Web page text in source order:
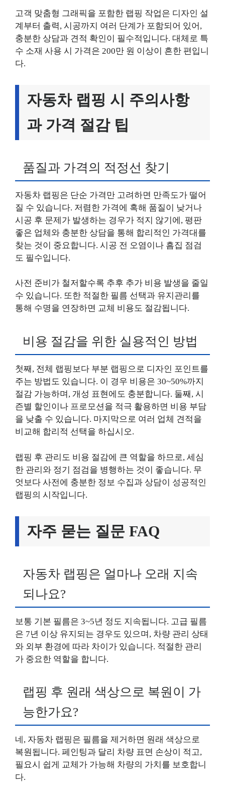
고객 맞춤형 그래픽을 포함한 랩핑 작업은 디자인 설
계부터 출력, 시공까지 여러 단계가 포함되어 있어,
충분한 상담과 견적 확인이 필수적입니다. 대체로 특
수 소재 사용 시 가격은 200만 원 이상이 흔한 편입니
다.
자동차 랩핑 시 주의사항
과 가격 절감 팁
품질과 가격의 적정선 찾기
자동차 랩핑은 단순 가격만 고려하면 만족도가 떨어
질 수 있습니다. 저렴한 가격에 혹해 품질이 낮거나
시공 후 문제가 발생하는 경우가 적지 않기에, 평판
좋은 업체와 충분한 상담을 통해 합리적인 가격대를
찾는 것이 중요합니다. 시공 전 오염이나 흠집 점검
도 필수입니다.
사전 준비가 철저할수록 추후 추가 비용 발생을 줄일
수 있습니다. 또한 적절한 필름 선택과 유지관리를
통해 수명을 연장하면 교체 비용도 절감됩니다.
비용 절감을 위한 실용적인 방법
첫째, 전체 랩핑보다 부분 랩핑으로 디자인 포인트를
주는 방법도 있습니다. 이 경우 비용은 30~50%까지
절감 가능하며, 개성 표현에도 충분합니다. 둘째, 시
즌별 할인이나 프로모션을 적극 활용하면 비용 부담
을 낮출 수 있습니다. 마지막으로 여러 업체 견적을
비교해 합리적 선택을 하십시오.
랩핑 후 관리도 비용 절감에 큰 역할을 하므로, 세심
한 관리와 정기 점검을 병행하는 것이 좋습니다. 무
엇보다 사전에 충분한 정보 수집과 상담이 성공적인
랩핑의 시작입니다.
자주 묻는 질문 FAQ
자동차 랩핑은 얼마나 오래 지속
되나요?
보통 기본 필름은 3~5년 정도 지속됩니다. 고급 필름
은 7년 이상 유지되는 경우도 있으며, 차량 관리 상태
와 외부 환경에 따라 차이가 있습니다. 적절한 관리
가 중요한 역할을 합니다.
랩핑 후 원래 색상으로 복원이 가
능한가요?
네, 자동차 랩핑은 필름을 제거하면 원래 색상으로
복원됩니다. 페인팅과 달리 차량 표면 손상이 적고,
필요시 쉽게 교체가 가능해 차량의 가치를 보호합니
다.